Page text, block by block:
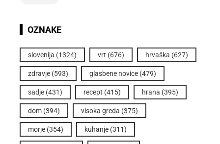
OZNAKE
slovenija (1324) vrt (676) hrvaška (627)
zdravje (593) glasbene novice (479)
sadje (431) recept (415) hrana (395)
dom (394) visoka greda (375)
morje (354) kuhanje (311)